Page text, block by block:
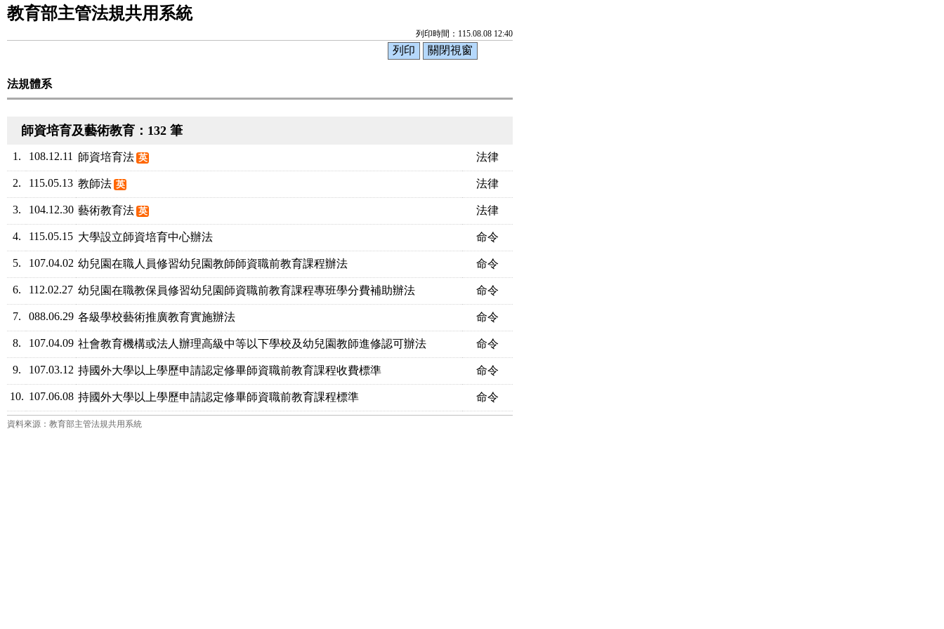
教育部主管法規共用系統
列印時間：115.08.08 12:40
法規體系
師資培育及藝術教育：132 筆
1. 108.12.11 師資培育法 英 法律
2. 115.05.13 教師法 英 法律
3. 104.12.30 藝術教育法 英 法律
4. 115.05.15 大學設立師資培育中心辦法 命令
5. 107.04.02 幼兒園在職人員修習幼兒園教師師資職前教育課程辦法 命令
6. 112.02.27 幼兒園在職教保員修習幼兒園師資職前教育課程專班學分費補助辦法 命令
7. 088.06.29 各級學校藝術推廣教育實施辦法 命令
8. 107.04.09 社會教育機構或法人辦理高級中等以下學校及幼兒園教師進修認可辦法 命令
9. 107.03.12 持國外大學以上學歷申請認定修畢師資職前教育課程收費標準 命令
10. 107.06.08 持國外大學以上學歷申請認定修畢師資職前教育課程標準 命令
資料來源：教育部主管法規共用系統